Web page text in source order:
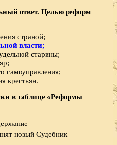
ответ. Целью реформ
страной;
власти;
старины;
самоуправления;
крестьян.
в таблице «Реформы
новый Судебник